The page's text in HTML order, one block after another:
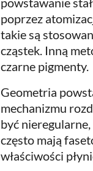
poprzez
takie są
cząstek. Inną
czarne pigmenty.
Geometria
mechanizmu
być nieregularne,
często mają
właściwości